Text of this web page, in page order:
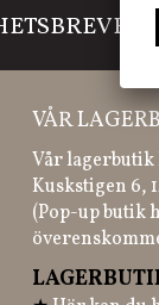
VÅR
Vår
Kuskstigen 6,
(Pop-up butik